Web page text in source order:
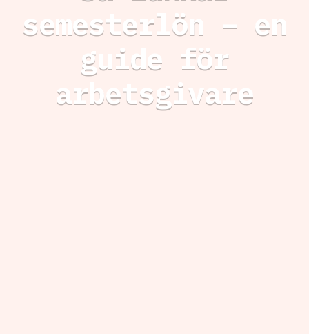
semesterlön – en
guide för
arbetsgivare